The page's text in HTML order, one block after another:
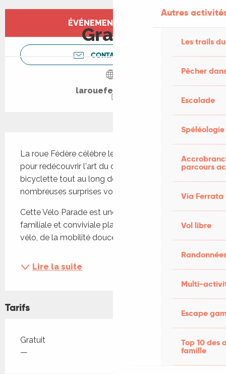
Autres
Les trails
Pêcher
Escalade
Spéléologie
parcours
Via Ferrata
Vol libre
Multi-
Escape
Top 10 des
famille
Ouverture et coordonnées
ÉVÉNEMENT TERMINÉ
Gratuit
CONTACTEZ-NOUS
larouefedere.org
La roue Fédère célèbre le vélo ! venez nombreux
pour redécouvrir l'art du déplacement à
bicyclette tout au long de cette belle journée, de
nombreuses surprises vous attendent !
Cette Vélo Parade est une journée festive,
familiale et conviviale placée sous le signe du
vélo, de la mobilité douce et du...
Lire la suite
Tarifs
Tarifs 2026
Gratuit
—